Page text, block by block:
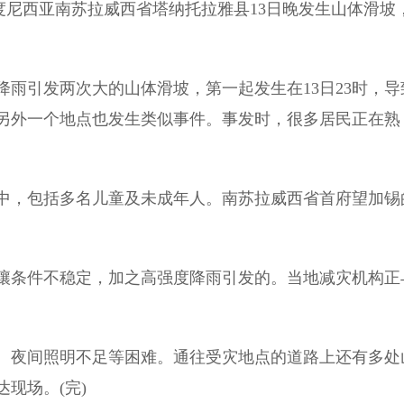
亚南苏拉威西省塔纳托拉雅县13日晚发生山体滑坡
发两次大的山体滑坡，第一起发生在13日23时，导
一个地点也发生类似事件。事发时，很多居民正在熟
括多名儿童及未成年人。南苏拉威西省首府望加锡
不稳定，加之高强度降雨引发的。当地减灾机构正
照明不足等困难。通往受灾地点的道路上还有多处
现场。(完)